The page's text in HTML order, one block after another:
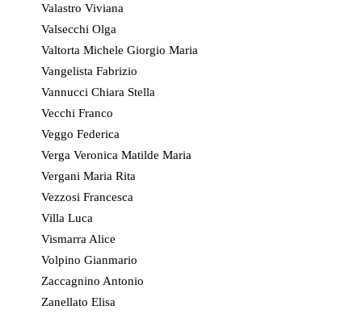
Valastro Viviana
Valsecchi Olga
Valtorta Michele Giorgio Maria
Vangelista Fabrizio
Vannucci Chiara Stella
Vecchi Franco
Veggo Federica
Verga Veronica Matilde Maria
Vergani Maria Rita
Vezzosi Francesca
Villa Luca
Vismarra Alice
Volpino Gianmario
Zaccagnino Antonio
Zanellato Elisa